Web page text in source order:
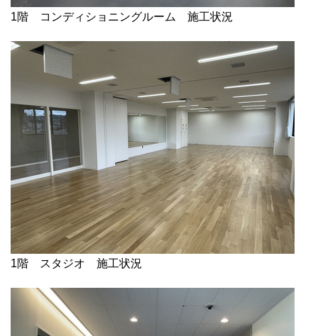
1階 コンディショニングルーム 施工状況
1階 スタジオ 施工状況